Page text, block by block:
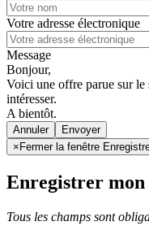
Votre adresse électronique
Message
Bonjour,
Voici une offre parue sur
intéresser.
A bientôt.
Annuler
× Fermer la fenêtre
Enregistrer mon
Tous les champs sont